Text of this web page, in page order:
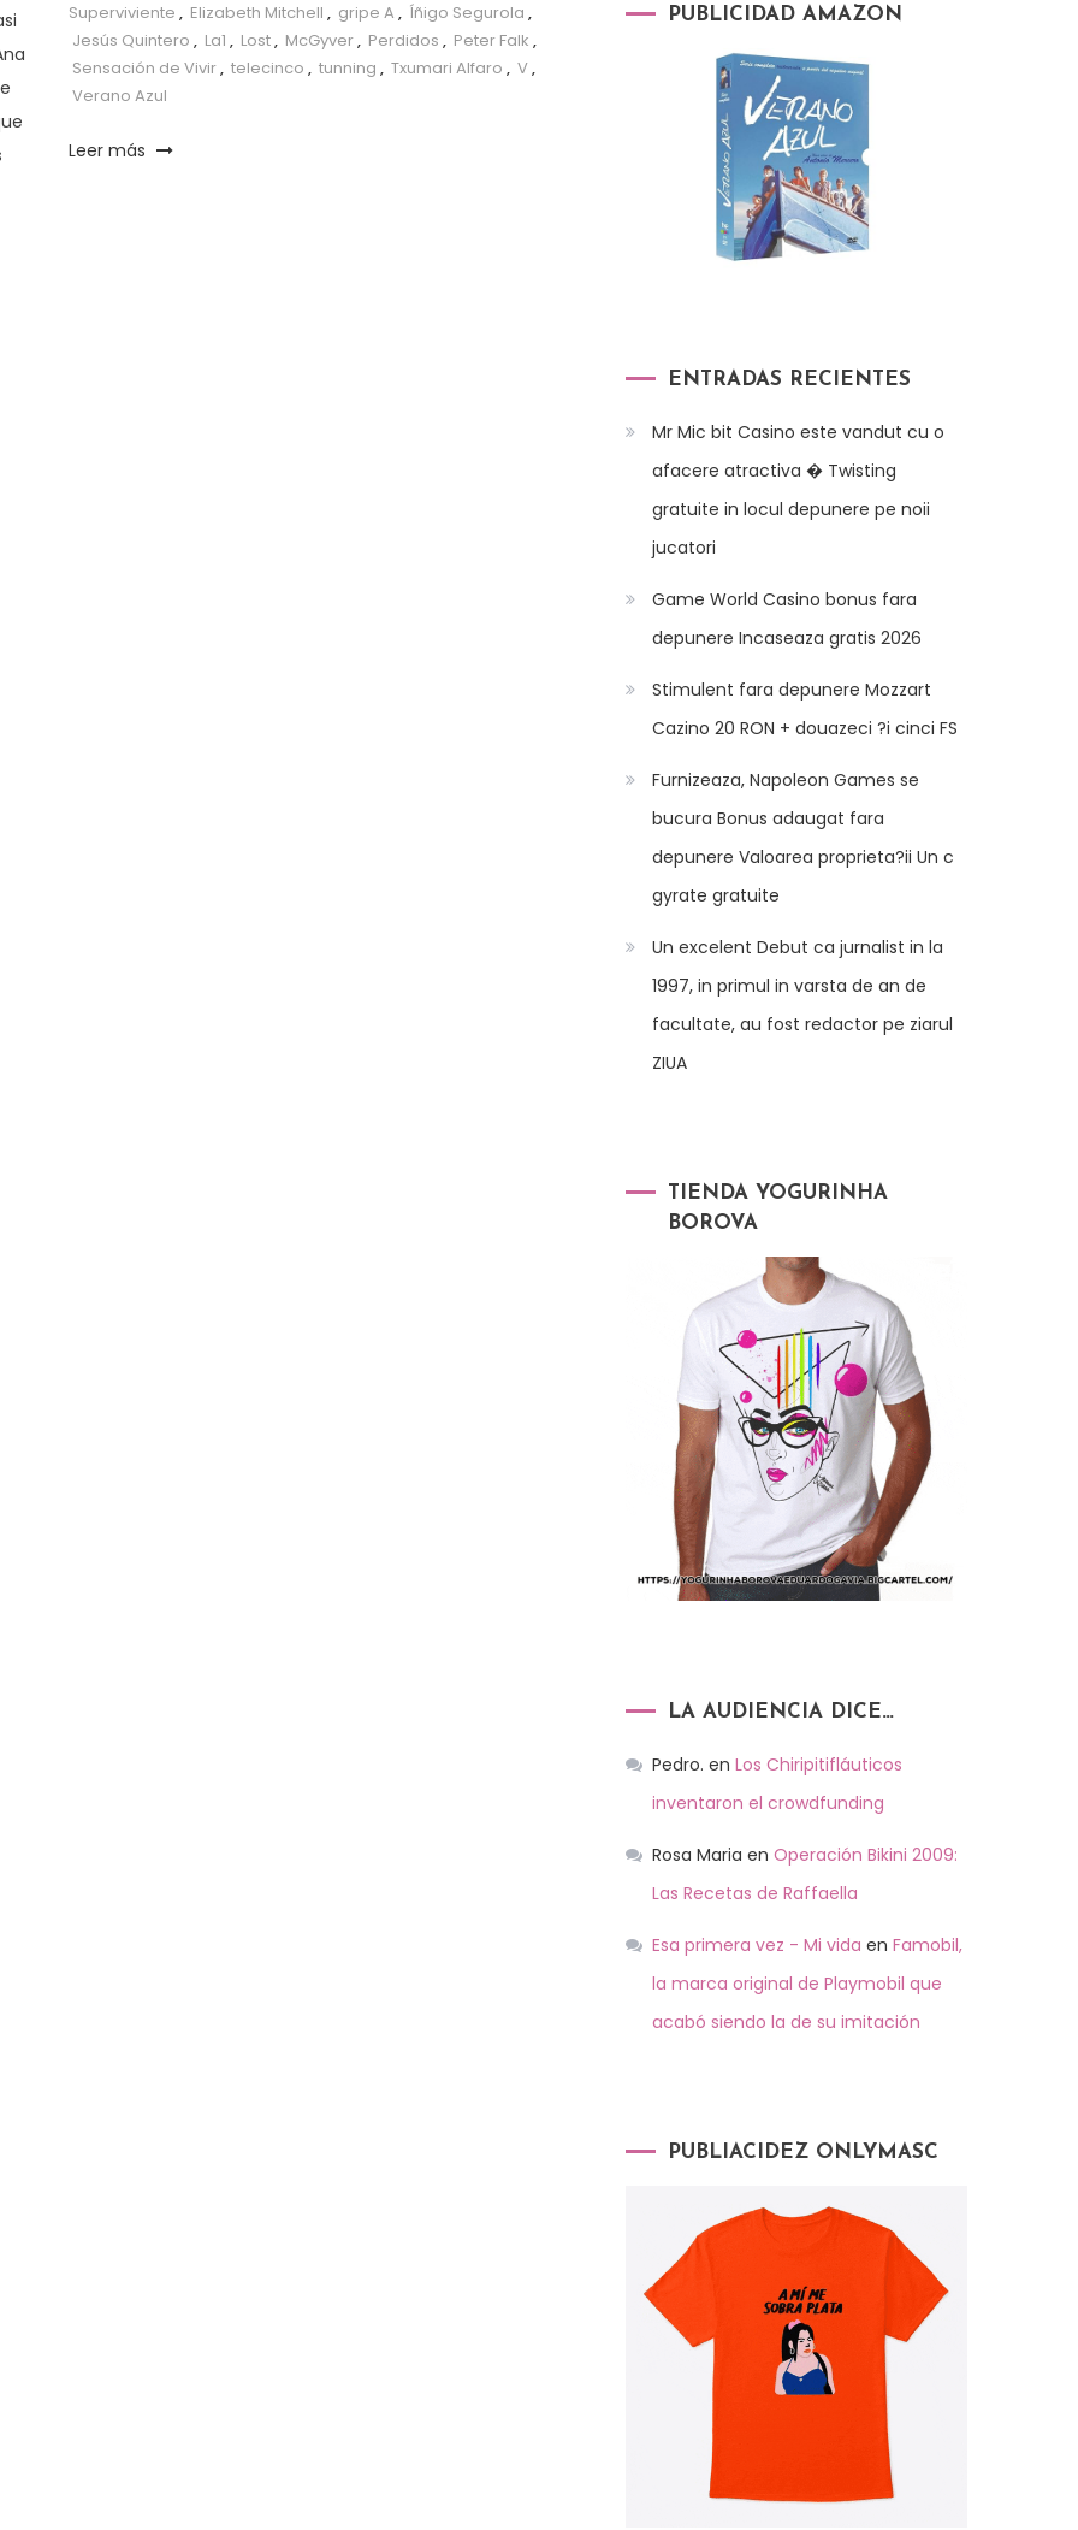
Superviviente , Elizabeth Mitchell , gripe A , Íñigo Segurola ,
Jesús Quintero , La1 , Lost, McGyver, Perdidos , Peter Falk ,
Sensación de Vivir, telecinco , tunning , Txumari Alfaro , V,
Verano Azul
Leer más
PUBLICIDAD AMAZON
ENTRADAS RECIENTES
Mr Mic bit Casino este vandut cu o
afacere atractiva � Twisting
gratuite in locul depunere pe noii
jucatori
Game World Casino bonus fara
depunere Incaseaza gratis 2026
Stimulent fara depunere Mozzart
Cazino 20 RON + douazeci ?i cinci FS
Furnizeaza, Napoleon Games se
bucura Bonus adaugat fara
depunere Valoarea proprieta?ii Un c
gyrate gratuite
Un excelent Debut ca jurnalist in la
1997, in primul in varsta de an de
facultate, au fost redactor pe ziarul
ZIUA
TIENDA YOGURINHA
BOROVA
LA AUDIENCIA DICE…
Pedro. en Los Chiripitifláuticos
inventaron el crowdfunding
Rosa Maria en Operación Bikini 2009:
Las Recetas de Raffaella
Esa primera vez - Mi vida en Famobil,
la marca original de Playmobil que
acabó siendo la de su imitación
PUBLIACIDEZ ONLYMASC